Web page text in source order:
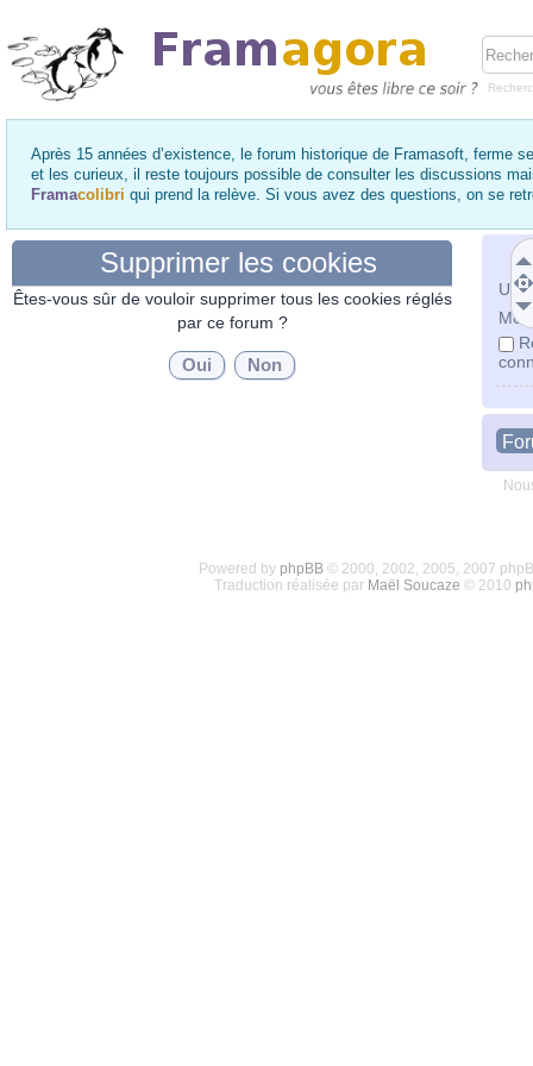
Après 15 années d’existence, le forum historique de Framasoft, ferme
et les curieux, il reste toujours possible de consulter les discussions
Framacolibri qui prend la relève. Si vous avez des questions, on se
Mot
Supprimer les cookies
Êtes-vous sûr de vouloir supprimer tous les cookies réglés
par ce forum ?
Powered by phpBB© 2000, 2002, 2005, 2007
Traduction réalisée par Maël Soucaze © 2010